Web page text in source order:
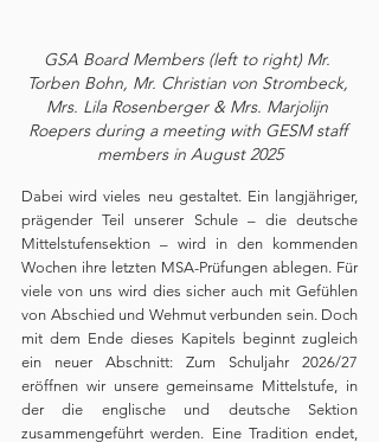
GSA Board Members (left to right) Mr.
Torben Bohn, Mr. Christian von Strombeck,
Mrs. Lila Rosenberger & Mrs. Marjolijn
Roepers during a meeting with GESM staff
members in August 2025
Dabei wird vieles neu gestaltet. Ein langjähriger,
prägender Teil unserer Schule – die deutsche
Mittelstufensektion – wird in den kommenden
Wochen ihre letzten MSA-Prüfungen ablegen. Für
viele von uns wird dies sicher auch mit Gefühlen
von Abschied und Wehmut verbunden sein. Doch
mit dem Ende dieses Kapitels beginnt zugleich
ein neuer Abschnitt: Zum Schuljahr 2026/27
eröffnen wir unsere gemeinsame Mittelstufe, in
der die englische und deutsche Sektion
zusammengeführt werden. Eine Tradition endet,